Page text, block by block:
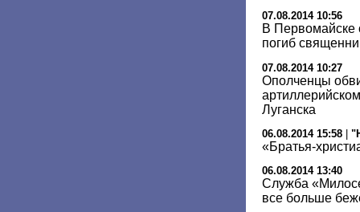
07.08.2014 10:56
В Первомайске
погиб
07.08.2014 10:27
Ополченцы
Луганска
06.08.2014 15:58
«Братья-
06.08.2014 13:40
Служба
все больше